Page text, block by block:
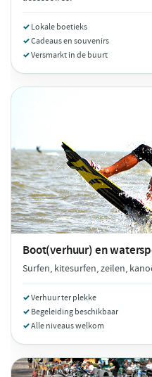
Lokale boetieks
Cadeaus en souvenirs
Versmarkt in de buurt
Boot(verhuur) en
Surfen, kitesurfen, zeilen,
Verhuur ter plekke
Begeleiding beschikbaar
Alle niveaus welkom